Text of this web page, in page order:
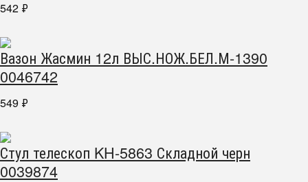
542 ₽
Вазон Жасмин 12л ВЫС.НОЖ.БЕЛ.М-1390
0046742
549 ₽
Стул телескоп KH-5863 Складной черн
0039874